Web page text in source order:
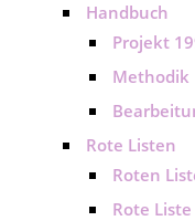
Handbuch
Projekt
Methodik
Rote Listen
Roten
Rote Liste